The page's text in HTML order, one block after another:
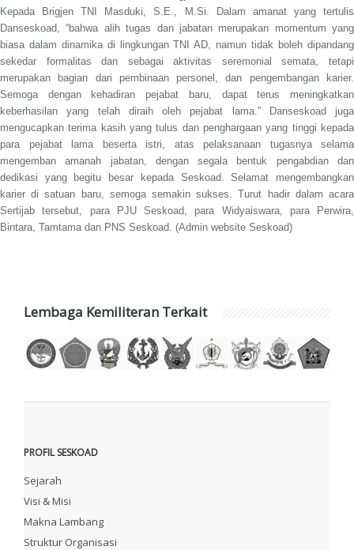
Kepada Brigjen TNI Masduki, S.E., M.Si. Dalam amanat yang tertulis
Danseskoad, “bahwa alih tugas dan jabatan merupakan momentum yang
biasa dalam dinamika di lingkungan TNI AD, namun tidak boleh dipandang
sekedar formalitas dan sebagai aktivitas seremonial semata, tetapi
merupakan bagian dari pembinaan personel, dan pengembangan karier.
Semoga dengan kehadiran pejabat baru, dapat terus meningkatkan
keberhasilan yang telah diraih oleh pejabat lama.” Danseskoad juga
mengucapkan terima kasih yang tulus dan penghargaan yang tinggi kepada
para pejabat lama beserta istri, atas pelaksanaan tugasnya selama
mengemban amanah jabatan, dengan segala bentuk pengabdian dan
dedikasi yang begitu besar kepada Seskoad. Selamat mengembangkan
karier di satuan baru, semoga semakin sukses. Turut hadir dalam acara
Sertijab tersebut, para PJU Seskoad, para Widyaiswara, para Perwira,
Bintara, Tamtama dan PNS Seskoad. (Admin website Seskoad)
Lembaga Kemiliteran Terkait
PROFIL SESKOAD
Sejarah
Visi & Misi
Makna Lambang
Struktur Organisasi